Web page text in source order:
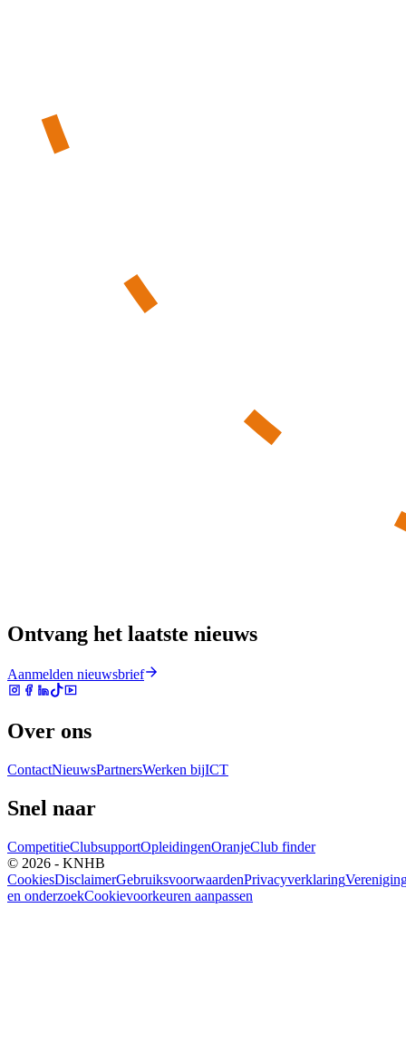
Ontvang het laatste nieuws
Aanmelden nieuwsbrief
Over ons
ContactNieuwsPartnersWerken bijICT
Snel naar
CompetitieClubsupportOpleidingenOranjeClub finder
© 2026 - KNHB
CookiesDisclaimerGebruiksvoorwaardenPrivacyverklaring
en onderzoekCookievoorkeuren aanpassen